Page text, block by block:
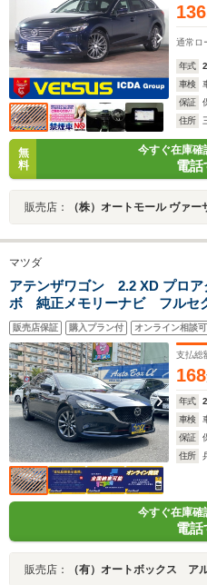
通常ロ
年式
車検
保証
住所
無
料
今すぐ在庫確
電話
販売店： （株）オートモール ヴァー
マツダ
アテンザワゴン 2.2 XD プロア
ボ 純正メモリーナビ フル
後ドライブレコーダー レー
BSM TRC ETC2.0 LEDヘッ
アルミ パドルシフト クリアラ
販売店保証 購入プラン付 オンライン相談可
支払総
168
年式
車検
保証
住所
今すぐ在庫確
電話
販売店： （有）オートボックス ア